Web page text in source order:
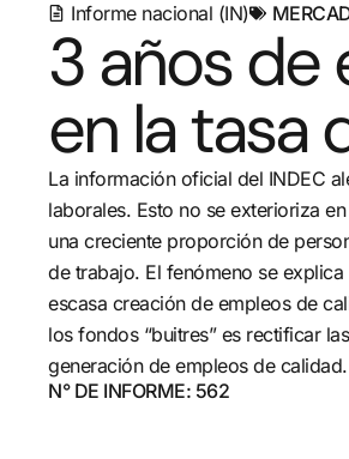
Informe nacional (IN)
3 años
en la tasa
La información oficial del INDEC
laborales. Esto no se exterioriza
una creciente proporción de
de trabajo. El fenómeno se
escasa creación de empleos de
los fondos “buitres” es rectificar
generación de empleos de calidad.
N° DE INFORME: 562